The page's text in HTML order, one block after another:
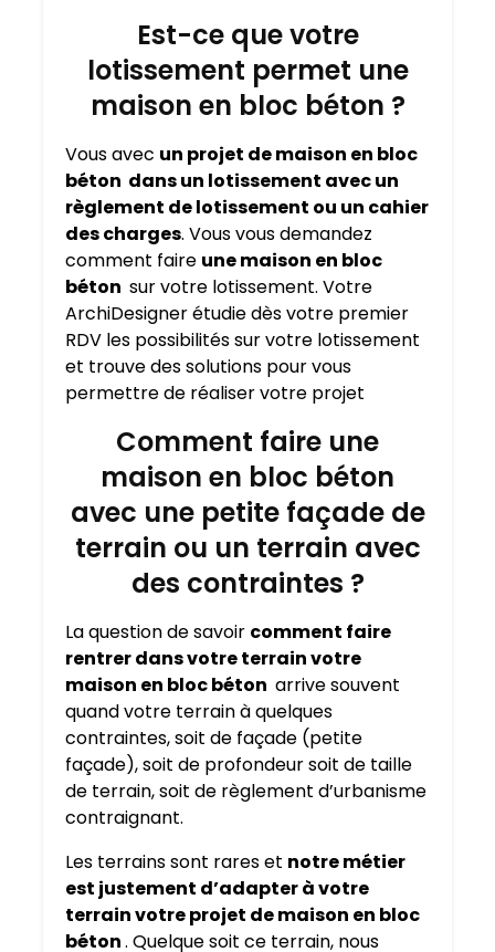
Est-ce que votre
lotissement permet une
maison en bloc béton ?
Vous avec un projet de maison en bloc
béton dans un lotissement avec un
règlement de lotissement ou un cahier
des charges. Vous vous demandez
comment faire une maison en bloc
béton sur votre lotissement. Votre
ArchiDesigner étudie dès votre premier
RDV les possibilités sur votre lotissement
et trouve des solutions pour vous
permettre de réaliser votre projet
Comment faire une
maison en bloc béton
avec une petite façade de
terrain ou un terrain avec
des contraintes ?
La question de savoir comment faire
rentrer dans votre terrain votre
maison en bloc béton arrive souvent
quand votre terrain à quelques
contraintes, soit de façade (petite
façade), soit de profondeur soit de taille
de terrain, soit de règlement d’urbanisme
contraignant.
Les terrains sont rares et notre métier
est justement d’adapter à votre
terrain votre projet de maison en bloc
béton. Quelque soit ce terrain, nous